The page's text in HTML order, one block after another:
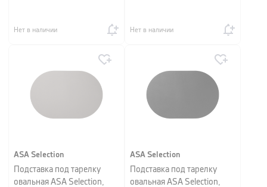
Нет в наличии Нет в наличии
ASA Selection
Подставка под тарелку
овальная ASA Selection,
ASA Selection
Подставка под тарелку
овальная ASA Selection,